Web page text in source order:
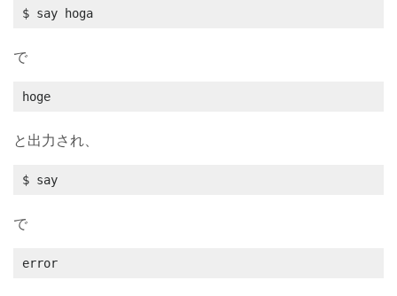
$ say hoga
で
hoge
と出力され、
$ say
で
error